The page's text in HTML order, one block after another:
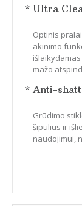
* Ultra
Optinis
akinimo
mažo
* Anti-
Grūdimo
šipulius ir
naudojimui,